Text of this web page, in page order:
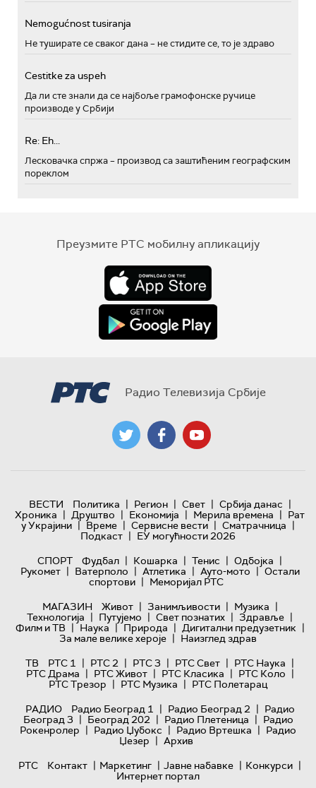
Nemogućnost tusiranja
Не туширате се сваког дана – не стидите се, то је здраво
Cestitke za uspeh
Да ли сте знали да се најбоље грамофонске ручице
производе у Србији
Re: Eh...
Лесковачка спржа – производ са заштићеним географским
пореклом
Преузмите РТС мобилну апликацију
Радио Телевизија Србије
ВЕСТИ Политика | Регион | Свет | Србија данас |
Хроника | Друштво | Економија | Мерила времена | Рат
у Украјини | Време | Сервисне вести | Сматрачница |
Подкаст | ЕУ могућности 2026
СПОРТ
Фудбал | Кошарка | Тенис | Одбојка |
Рукомет | Ватерполо | Атлетика | Ауто-мото | Остали
спортови | Меморијал РТС
МАГАЗИН
Живот | Занимљивости | Музика |
Технологијa | Путујемо | Свет познатих | Здравље |
Филм и ТВ | Наука | Природа | Дигитални предузетник |
За мале велике хероје | Наизглед здрав
ТВ
РТС 1 | РТС 2 | РТС 3 | РТС Свет | РТС Наука |
РТС Драма | РТС Живот | РТС Класика | РТС Коло |
РТС Трезор | РТС Музика | РТС Полетарац
РАДИО
Радио Београд 1 | Радио Београд 2 | Радио
Београд 3 | Београд 202 | Радио Плетеница | Радио
Рокенролер | Радио Џубокс | Радио Вртешка | Радио
Џезер | Архив
РТС
Контакт | Маркетинг | Јавне набавке | Конкурси |
Интернет портал